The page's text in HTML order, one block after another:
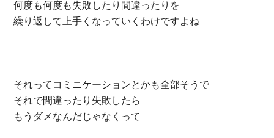
何度も何度も失敗したり間違ったりを
繰り返して上手くなっていくわけですよね
それってコミニケーションとかも全部そうで
それで間違ったり失敗したら
もうダメなんだじゃなくって